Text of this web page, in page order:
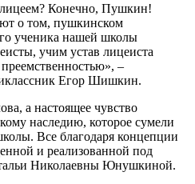
лицеем? Конечно, Пушкин!
о том, пушкинском
ученика нашей школы
учим устав лицеиста
–
Егор Шишкин.
а настоящее чувство
наследию, которое сумели
Все благодаря концепции
и реализованной под
Николаевны Юнушкиной.